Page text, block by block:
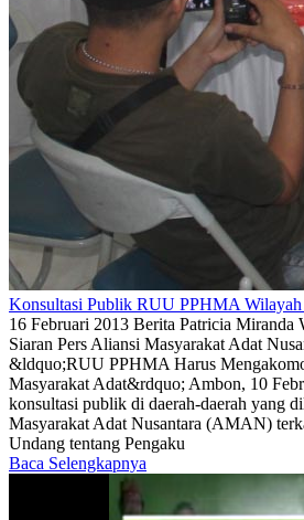
Konsultasi Publik RUU PPHMA
16 Februari 2013 Berita Patricia Miranda
Siaran Pers Aliansi Masyarakat Adat
&ldquo;RUU PPHMA Harus
Masyarakat Adat&rdquo; Ambon, 10
konsultasi publik di daerah-daerah yang
Masyarakat Adat Nusantara (AMAN)
Undang tentang Pengaku
Baca Selengkapnya